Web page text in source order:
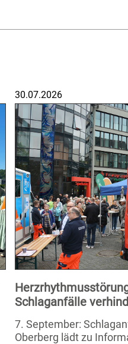
30.07.2026
Schlaganfälle
7. September:
Oberberg lädt zu